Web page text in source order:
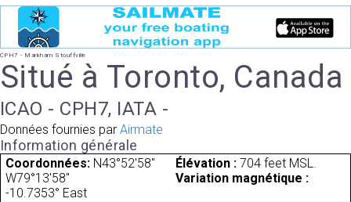
CPH7 - Markham Stouffville
Situé à Toronto, Canada
ICAO - CPH7, IATA -
Données fournies par Airmate
Information générale
Coordonnées: N43°52'58"
W79°13'58"
Élévation : 704 feet MSL.
Variation magnétique :
-10.7353° East